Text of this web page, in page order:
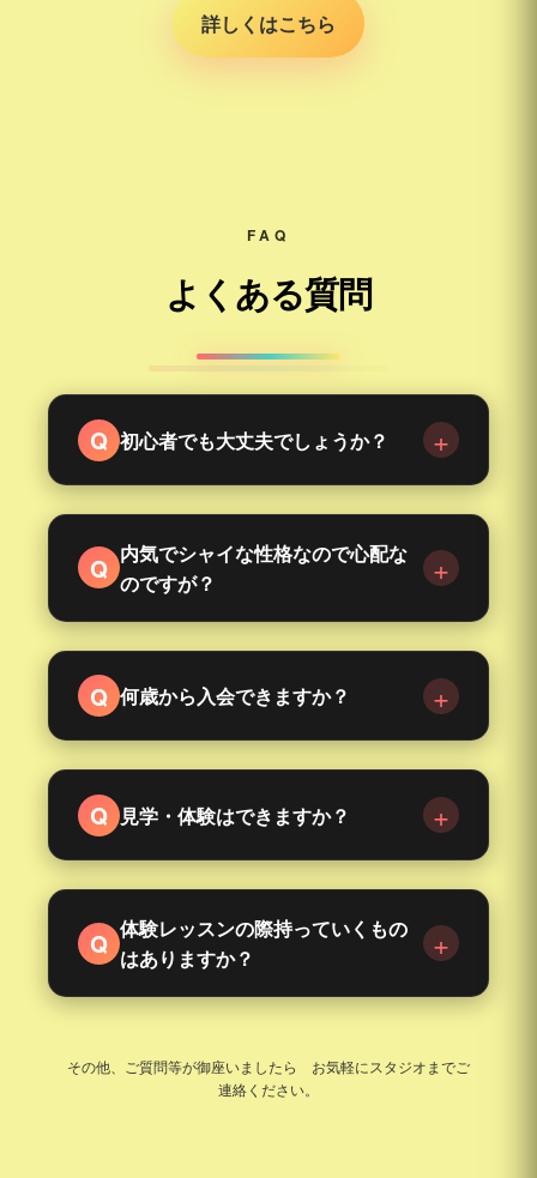
詳しくはこちら
FAQ
よくある質問
Q 初心者でも大丈夫でしょうか？ +
ほとんどの生徒さんが初心者からのスタートなの
でご安心ください。
講師が丁寧にサポートしますし、まずは"楽しむこ
と"が一番大切です。
Q 内気でシャイな性格なので心配な
のですが？
+
内気なお子さんでもすぐになじめます。ダンスを
通してお友達もたくさんできますよ。
Q 何歳から入会できますか？ +
Q 見学・体験はできますか？ +
体験レッスンについては、お電話かお問い合わせ
フォームよりご予約の上、お越しください。クラ
スをお悩みの方はお気軽にお問い合わせくださ
Q 体験レッスンの際持っていくもの
はありますか？
+
体験料・室内履きスニーカー・動きやすい服装・
その他、ご質問等が御座いましたら お気軽にスタジオまでご
連絡ください。